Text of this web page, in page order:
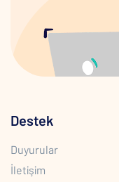
Destek
Duyurular
İletişim